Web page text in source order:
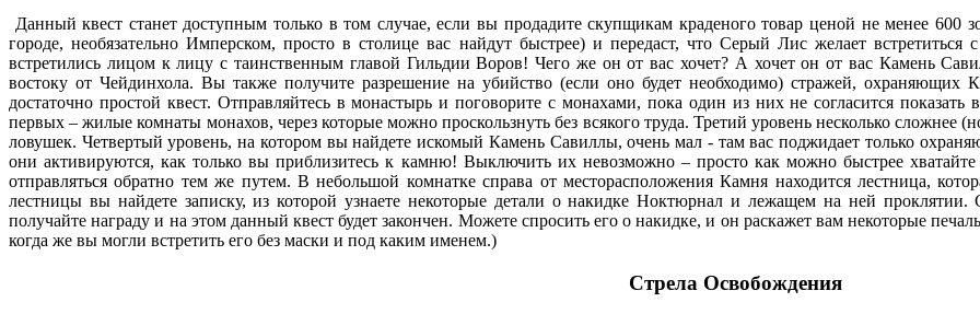
Данный квест станет доступным только в том случае, если вы продадите скупщикам краденого товар ценой не менее
городе, необязательно Имперском, просто в столице вас найдут быстрее) и передаст, что Серый Лис желает
встретились лицом к лицу с таинственным главой Гильдии Воров! Чего же он от вас хочет? А хочет он от вас Камень
востоку от Чейдинхола. Вы также получите разрешение на убийство (если оно будет необходимо) стражей,
достаточно простой квест. Отправляйтесь в монастырь и поговорите с монахами, пока один из них не согласится
первых – жилые комнаты монахов, через которые можно проскользнуть без всякого труда. Третий уровень несколько сложнее
ловушек. Четвертый уровень, на котором вы найдете искомый Камень Савиллы, очень мал - там вас поджидает только
они активируются, как только вы приблизитесь к камню! Выключить их невозможно – просто как можно быстрее
отправляться обратно тем же путем. В небольшой комнатке справа от месторасположения Камня находится лестница,
лестницы вы найдете записку, из которой узнаете некоторые детали о накидке Ноктюрнал и лежащем на ней
получайте награду и на этом данный квест будет закончен. Можете спросить его о накидке, и он раскажет вам некоторые
когда же вы могли встретить его без маски и под каким именем.)
Стрела Освобождения